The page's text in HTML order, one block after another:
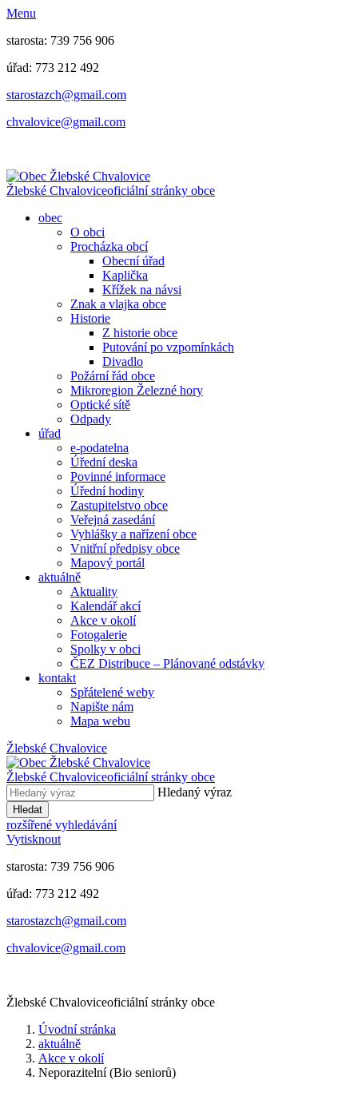
Menu
starosta: 739 756 906
úřad: 773 212 492
​​​​starostazch@gmail.com
​​​​chvalovice@gmail.com
Žlebské Chvaloviceoficiální stránky obce
obec
O obci
Procházka obcí
Obecní úřad
Kaplička
Křížek na návsi
Znak a vlajka obce
Historie
Z historie obce
Putování po vzpomínkách
Divadlo
Požární řád obce
Mikroregion Železné hory
Optické sítě
Odpady
úřad
e-podatelna
Úřední deska
Povinné informace
Úřední hodiny
Zastupitelstvo obce
Veřejná zasedání
Vyhlášky a nařízení obce
Vnitřní předpisy obce
Mapový portál
aktuálně
Aktuality
Kalendář akcí
Akce v okolí
Fotogalerie
Spolky v obci
ČEZ Distribuce – Plánované odstávky
kontakt
Spřátelené weby
Napište nám
Mapa webu
Žlebské Chvalovice
Žlebské Chvaloviceoficiální stránky obce
Hledaný výraz
Hledat
rozšířené vyhledávání
Vytisknout
starosta: 739 756 906
úřad: 773 212 492
​​​​starostazch@gmail.com
​​​​chvalovice@gmail.com
Žlebské Chvaloviceoficiální stránky obce
Úvodní stránka
aktuálně
Akce v okolí
Neporazitelní (Bio seniorů)